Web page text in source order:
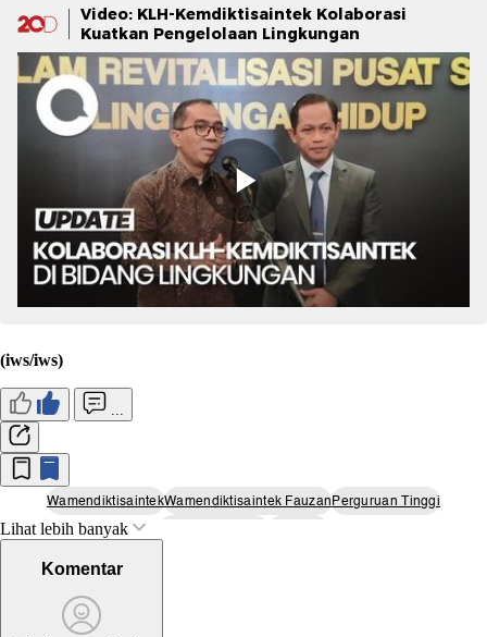
Video: KLH-Kemdiktisaintek Kolaborasi
Kuatkan Pengelolaan Lingkungan
(iws/iws)
WamendiktisaintekWamendiktisaintek FauzanPerguruan Tinggi
Lihat lebih banyak
Komentar